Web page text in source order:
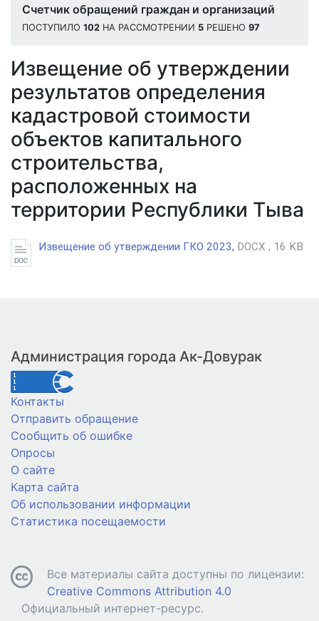
Счетчик обращений граждан и организаций
ПОСТУПИЛО 102 НА РАССМОТРЕНИИ 5 РЕШЕНО 97
Извещение об утверждении
результатов определения
кадастровой стоимости
объектов капитального
строительства,
расположенных на
территории Республики Тыва
Извещение об утверждении ГКО 2023, DOCX , 16 KB
Администрация города Ак-Довурак
Контакты
Отправить обращение
Сообщить об ошибке
Опросы
О сайте
Карта сайта
Об использовании информации
Статистика посещаемости
Все материалы сайта доступны по лицензии:
Creative Commons Attribution 4.0
Официальный интернет-ресурс.